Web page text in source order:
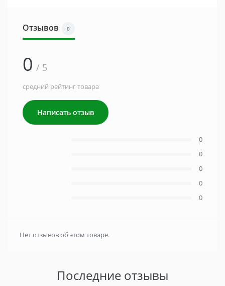
Отзывов 0
0 / 5
средний рейтинг товара
Написать отзыв
0
0
0
0
0
Нет отзывов об этом товаре.
Последние отзывы